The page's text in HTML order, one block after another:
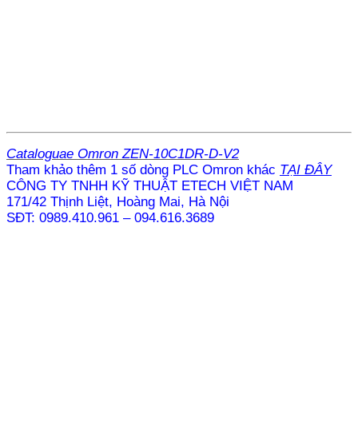
Cataloguae Omron ZEN-10C1DR-D-V2
Tham khảo thêm 1 số dòng PLC Omron khác TẠI ĐÂY
CÔNG TY TNHH KỸ THUẬT ETECH VIỆT NAM
171/42 Thịnh Liệt, Hoàng Mai, Hà Nội
SĐT: 0989.410.961 – 094.616.3689